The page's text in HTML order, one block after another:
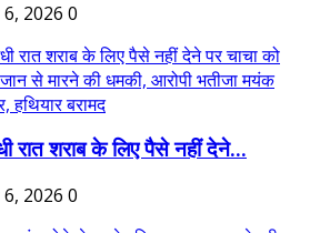
2026 0
रात शराब के लिए पैसे नहीं देने...
2026 0